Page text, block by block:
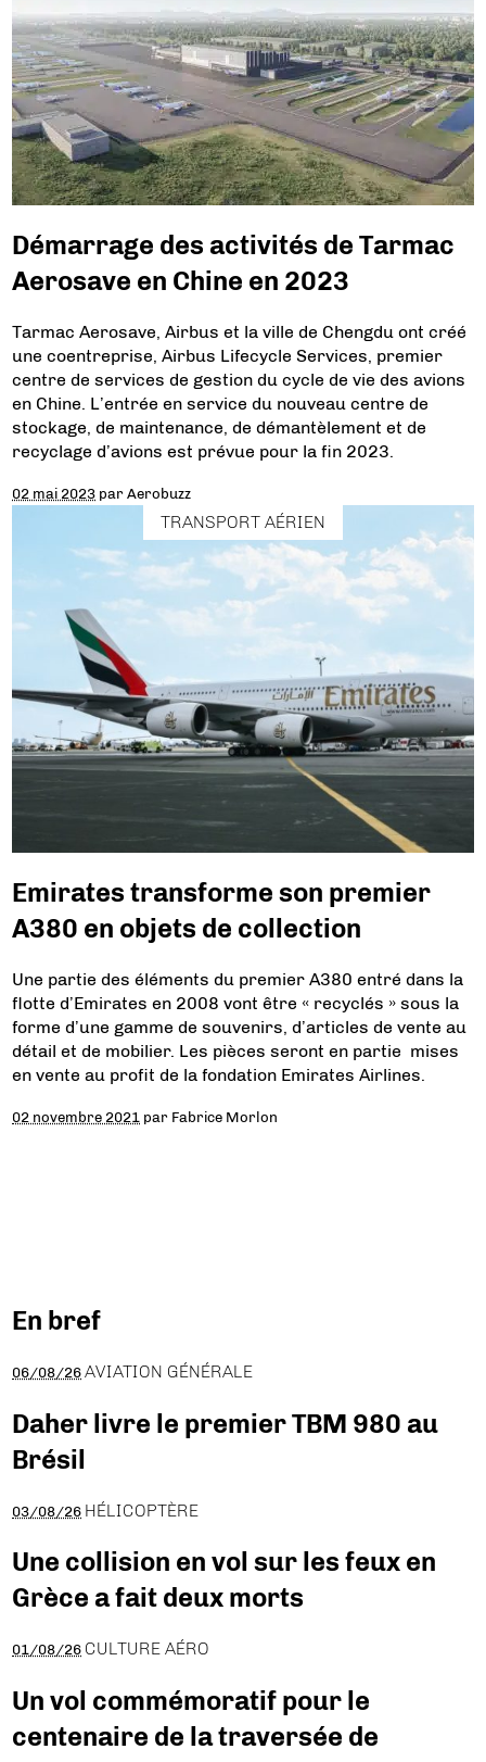
Démarrage des activités de Tarmac
Aerosave en Chine en 2023
Tarmac Aerosave, Airbus et la ville de Chengdu ont créé
une coentreprise, Airbus Lifecycle Services, premier
centre de services de gestion du cycle de vie des avions
en Chine. L’entrée en service du nouveau centre de
stockage, de maintenance, de démantèlement et de
recyclage d’avions est prévue pour la fin 2023.
02 mai 2023 parAerobuzz
TRANSPORT AÉRIEN
Emirates transforme son premier
A380 en objets de collection
Une partie des éléments du premier A380 entré dans la
flotte d’Emirates en 2008 vont être « recyclés » sous la
forme d’une gamme de souvenirs, d’articles de vente au
détail et de mobilier. Les pièces seront en partie mises
en vente au profit de la fondation Emirates Airlines.
02 novembre 2021 par Fabrice Morlon
En bref
06/08/26 AVIATION GÉNÉRALE
Daher livre le premier TBM 980 au
Brésil
03/08/26 HÉLICOPTÈRE
Une collision en vol sur les feux en
Grèce a fait deux morts
01/08/26 CULTURE AÉRO
Un vol commémoratif pour le
centenaire de la traversée de